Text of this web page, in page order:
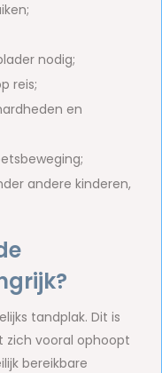
nodig;
reis;
en
andere kinderen,
tandplak. Dit is
zich vooral ophoopt
bereikbare